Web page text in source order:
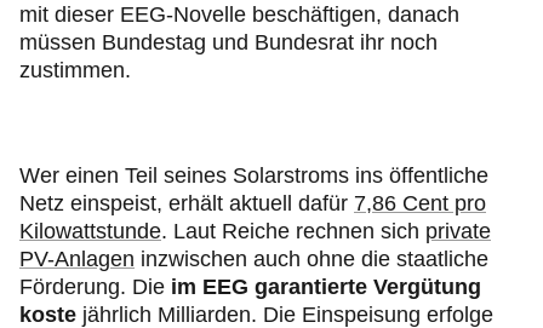
mit dieser EEG-Novelle beschäftigen, danach
müssen Bundestag und Bundesrat ihr noch
zustimmen.
Wer einen Teil seines Solarstroms ins öffentliche
Netz einspeist, erhält aktuell dafür 7,86 Cent pro
Kilowattstunde. Laut Reiche rechnen sich private
PV-Anlagen inzwischen auch ohne die staatliche
Förderung. Die im EEG garantierte Vergütung
koste jährlich Milliarden. Die Einspeisung erfolge